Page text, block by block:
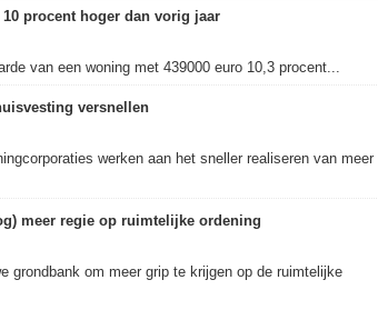
procent hoger dan vorig jaar
van een woning met 439000 euro 10,3 procent...
versnellen
werken aan het sneller realiseren van meer
meer regie op ruimtelijke ordening
grondbank om meer grip te krijgen op de ruimtelijke